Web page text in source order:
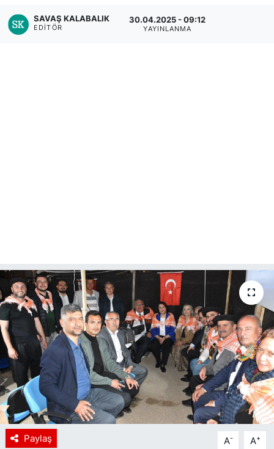
SAVAŞ KALABALIK
EDITÖR
30.04.2025 - 09:12
YAYINLANMA
Paylaş A- A+